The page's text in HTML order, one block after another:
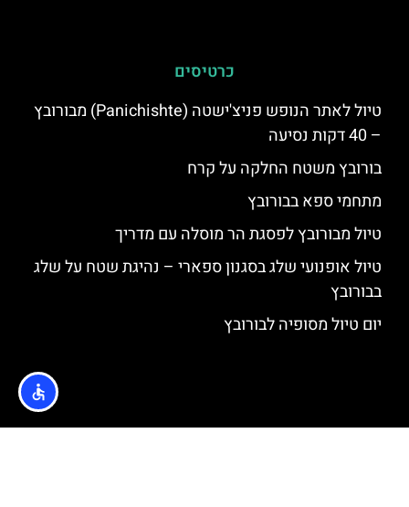
כרטיסים
טיול לאתר הנופש פניצ'ישטה (Panichishte) מבורובץ
– 40 דקות נסיעה
בורובץ משטח החלקה על קרח
מתחמי ספא בבורובץ
טיול מבורובץ לפסגת הר מוסלה עם מדריך
טיול אופנועי שלג בסגנון ספארי – נהיגת שטח על שלג
בבורובץ
יום טיול מסופיה לבורובץ